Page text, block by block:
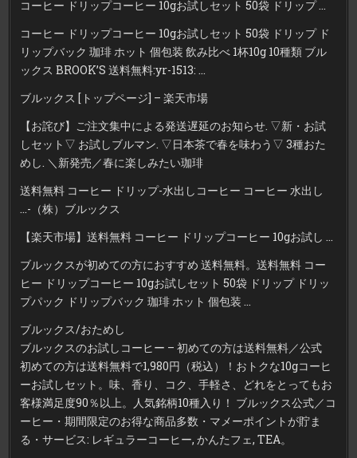
コーヒー ドリップコーヒー 10gお試しセット 50袋 ドリップ …
コーヒー ドリップコーヒー 10gお試しセット 50袋 ドリップ ド
リップバック 珈琲 ホット 個包装 飲み比べ 1杯10g 10種類 ブル
ックス BROOK’S 送料無料:yr-1513: …
ブルックス [トップページ] – 楽天市場
【お詫び】ご注文集中による発送遅延のお知らせ. ▽新・お試
しセット▽ お試しブルマン. ▽日本茶で春を味わう▽ 3種おた
めし. ＼新発売／春に楽しみたい珈琲
送料無料 コーヒー ドリップ-水出しコーヒー コーヒー 水出し
…-（株）ブルックス
【楽天市場】送料無料 コーヒー ドリップコーヒー 10gお試し …
ブルックスが初めての方におすすめ 送料無料。送料無料 コー
ヒー ドリップコーヒー 10gお試しセット 50袋 ドリップ ドリッ
プパック ドリップバック 珈琲 ホット 個包装 …
ブルックス/おためし
ブルックスのお試しコーヒー – 初めての方は送料無料／公式
初めての方は送料無料で1,980円（税込）！おトクな10gコーヒ
ーお試しセット。味、香り、コク、手軽さ、どれをとってもお
客様満足度90％以上。人気銘柄10種入り！ ブルックス公式／コ
ーヒー・期間限定のお得な商品多数・マメーポイントが貯ま
る・サービス: レギュラーコーヒー, かんたフェ, TEA。